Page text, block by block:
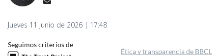
Jueves 11 junio de 2026 | 17:48
Seguimos criterios de
Ética y transparencia de BBCL